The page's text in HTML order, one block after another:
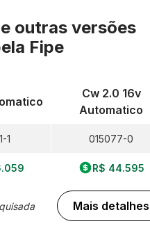
outras versões
Fipe
1
Cw 2.0 16v
Automatico
015077-0
R$ 44.595
Mais detalhes